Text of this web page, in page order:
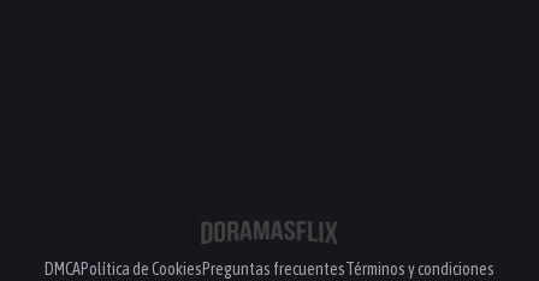
DMCAPolítica de CookiesPreguntas frecuentesTérminos y condiciones